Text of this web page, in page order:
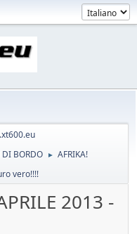
DI BORDO ► AFRIKA!
vero!!!!
2013 -